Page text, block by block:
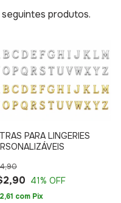
produtos.
PARA LINGERIES
41% OFF
com Pix